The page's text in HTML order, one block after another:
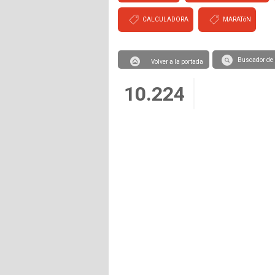
CALCULADORA MARATóN
Volver a la portada Buscador de
10.224